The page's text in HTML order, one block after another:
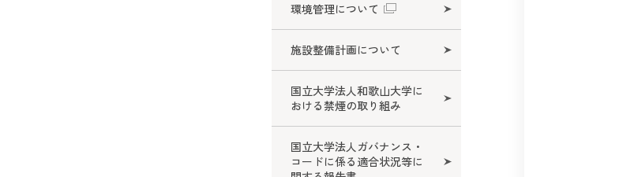
環境管理について
施設整備計画について
国立大学法人和歌山大学に
おける禁煙の取り組み
国立大学法人ガバナンス・
コードに係る適合状況等に